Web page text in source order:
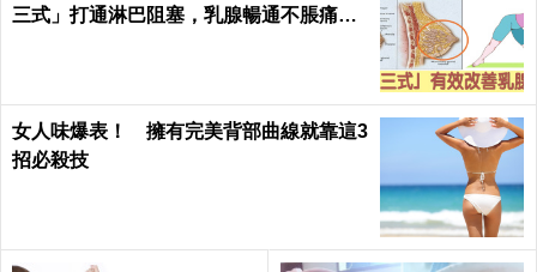
三式」打通淋巴阻塞，乳腺暢通不脹痛｜
女人味爆表！ 擁有完美背部曲線就靠這3
招必殺技